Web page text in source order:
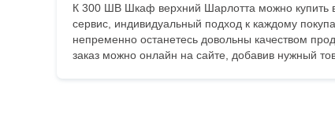
К 300 ШВ Шкаф верхний Шарлотта можно купить
сервис, индивидуальный подход к каждому
непременно останетесь довольны качеством
заказ можно онлайн на сайте, добавив нужный